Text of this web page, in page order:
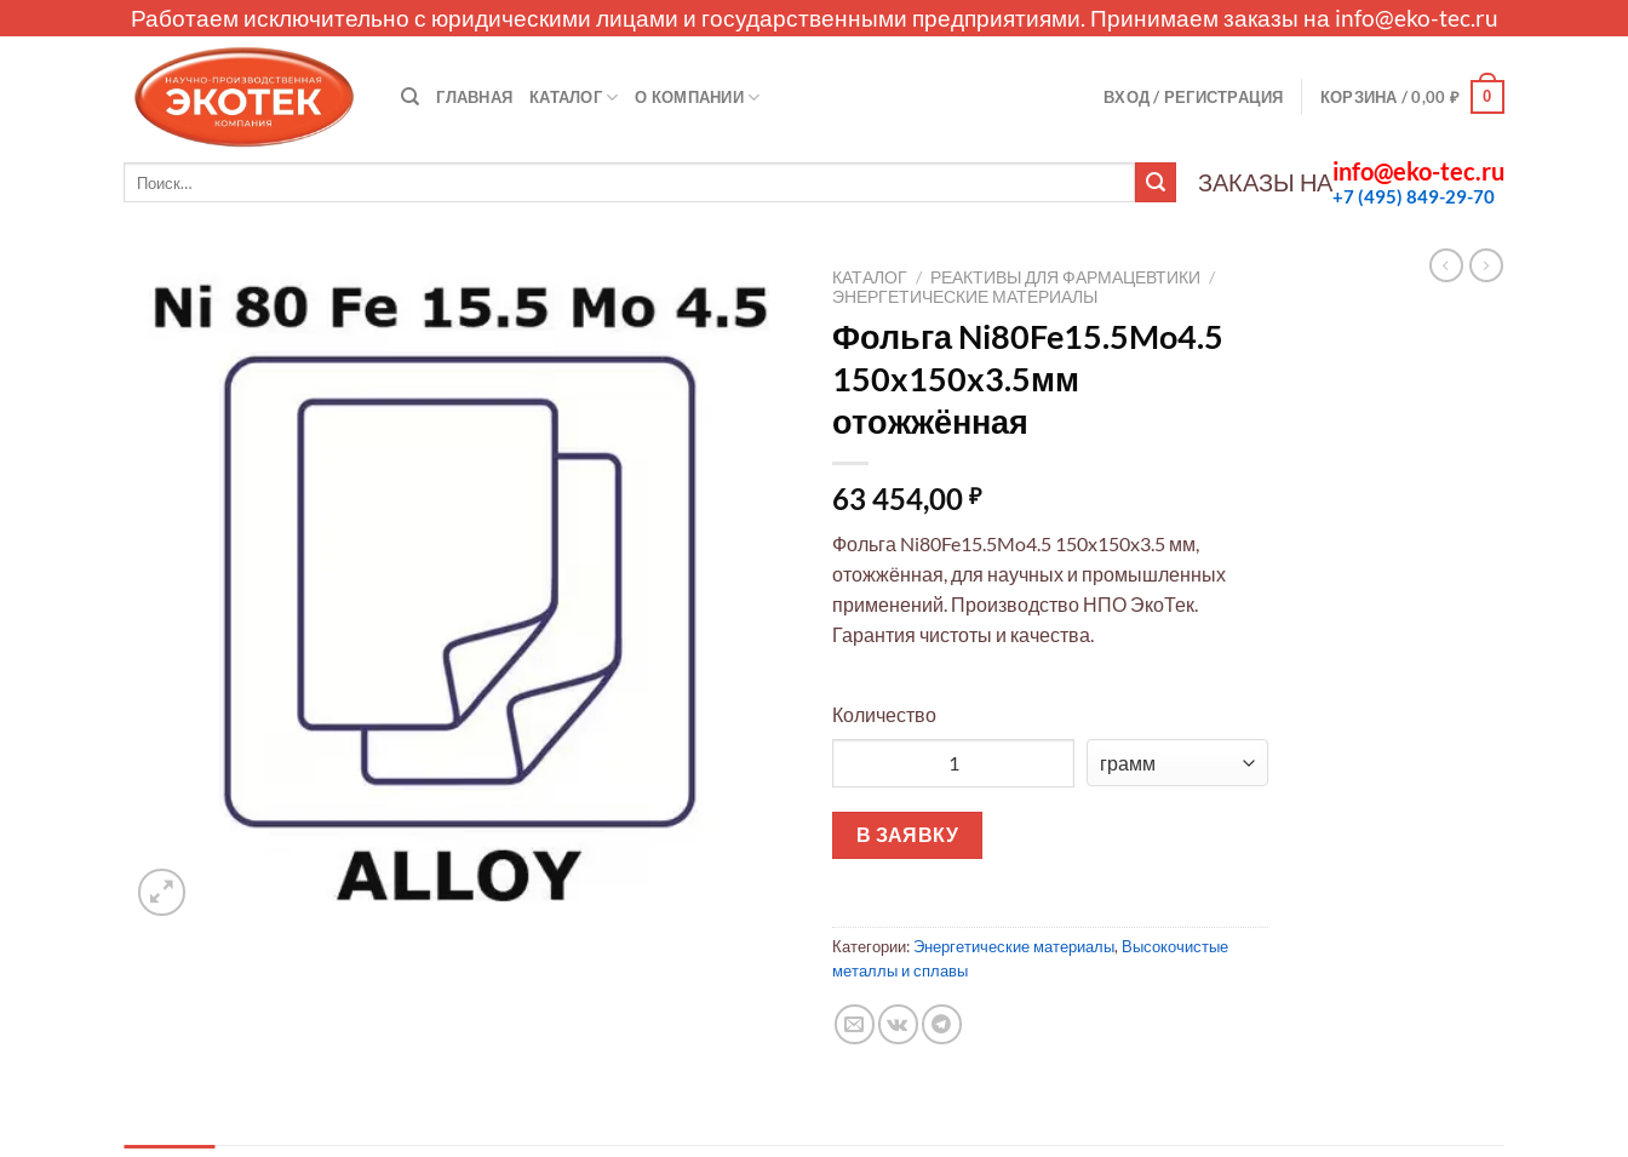
to
Работаем исключительно с юридическими лицами и государственными предприятиями. Принимаем заказы на info@eko-tec.ru
ГЛАВНАЯ КАТАЛОГ О КОМПАНИИ ВХОД / РЕГИСТРАЦИЯ КОРЗИНА /0,00 ₽ 0
ЗАКАЗЫ НАinfo@eko-tec.ru
+7 (495) 849-29-70
КАТАЛОГ / РЕАКТИВЫ ДЛЯ ФАРМАЦЕВТИКИ /
ЭНЕРГЕТИЧЕСКИЕ МАТЕРИАЛЫ
Фольга Ni80Fe15.5Mo4.5
150x150x3.5мм
отожжённая
63 454,00 ₽
Фольга Ni80Fe15.5Mo4.5 150x150x3.5 мм,
отожжённая, для научных и промышленных
применений. Производство НПО ЭкоТек.
Гарантия чистоты и качества.
Количество
В ЗАЯВКУ
Категории: Энергетические материалы, Высокочистые
металлы и сплавы